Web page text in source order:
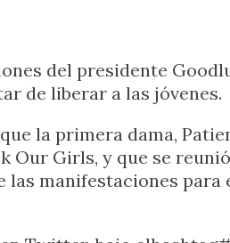
del presidente
de liberar a las jóvenes.
la primera dama,
Our Girls, y que se
manifestaciones